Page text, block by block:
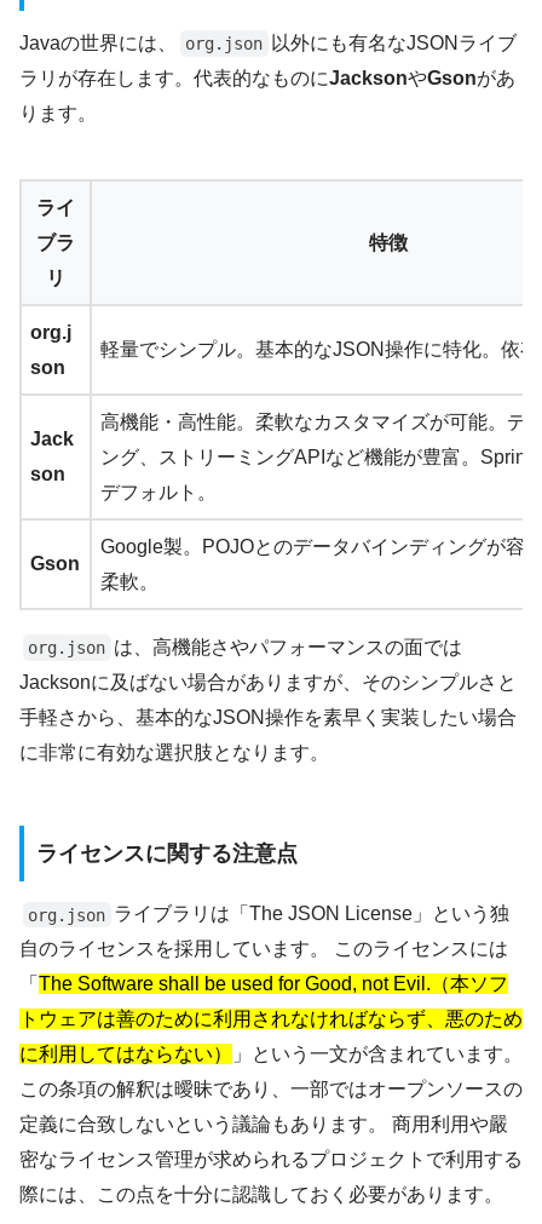
Javaの世界には、 org.json
以外にも有名なJSONライブ
ラリが存在します。代表的なものにJacksonやGsonがあ
ります。
ライ
ブラ
リ
特徴
org.j
son
軽量でシンプル。基本的なJSON操作に特化。依
Jack
son
高機能・高性能。柔軟なカスタマイズが可能。デ
ング、ストリーミングAPIなど機能が豊富。
デフォルト。
Gson
Google製。POJOとのデータバインディングが容
柔軟。
org.json は、高機能さやパフォーマンスの面では
Jacksonに及ばない場合がありますが、そのシンプルさと
手軽さから、基本的なJSON操作を素早く実装したい場合
に非常に有効な選択肢となります。
ライセンスに関する注意点
org.json ライブラリは「The JSON License」という独
自のライセンスを採用しています。 このライセンスには
「 The Software shall be used for Good, not Evil.（本ソフ
トウェアは善のために利用されなければならず、悪のため
に利用してはならない）
」という一文が含まれています。
この条項の解釈は曖昧であり、一部ではオープンソースの
定義に合致しないという議論もあります。 商用利用や嚴
密なライセンス管理が求められるプロジェクトで利用する
際には、この点を十分に認識しておく必要があります。